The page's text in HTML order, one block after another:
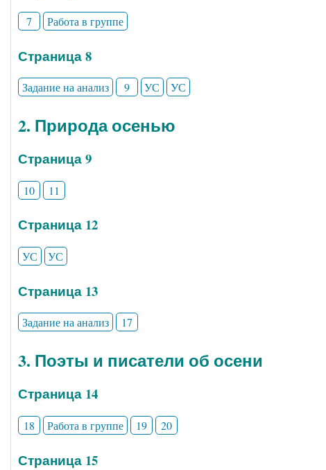
7 Работа в группе
Страница 8
Задание на анализ 9 УС УС
2. Природа осенью
Страница 9
10 11
Страница 12
УС УС
Страница 13
Задание на анализ 17
3. Поэты и писатели об осени
Страница 14
18 Работа в группе 19 20
Страница 15